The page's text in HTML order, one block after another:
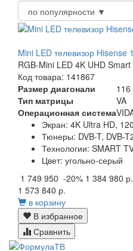
Mini LED телевизор Hisense
RGB-Mini LED 4K UHD
Код товара: 141867
Размер диагонали
Тип матрицы
VA
Операционная система
Экран: 4K Ultra HD,
Тюнеры: DVB-T, DVB-
Технологии: SMART
Цвет: угольно-серый
1 749 950 -20% 1 384 980 р.
1 573 840 р.
в корзину
В избранное
Сравнить